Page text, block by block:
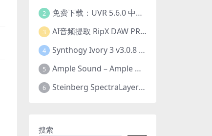
2 免费下载：UVR 5.6.0 中文版 最强AI人声伴奏分离工具+22GB完整扩展模型包 Ultimate Vocal Remover v5.6.0
3 AI音频提取 RipX DAW PRO 7.1.1 WIN 中文汉化版 人声乐器提取分离伴奏制作 仅支持WIN系统
4 Synthogy Ivory 3 v3.0.8 WIN版 极品象牙钢琴3 音源插件 含音色库扩展 仅支持WIN系统
5 Ample Sound – Ample Guitar & Bass v4.0.1版 吉他贝司 全新四代 全套26把 支持WIN+MAC
6 Steinberg SpectraLayers Pro v12.0.40 光谱层12 官方中文版 人声乐器提取软件 WIN+MAC
搜索